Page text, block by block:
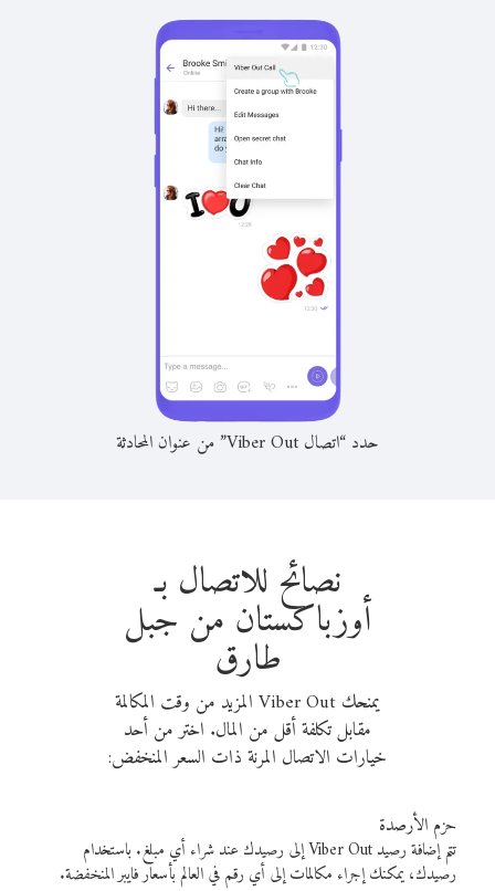
حدد “اتصال Viber Out” من عنوان المحادثة
نصائح للاتصال بـ
أوزباكستان من جبل
طارق
يمنحك Viber Out المزيد من وقت المكالمة
مقابل تكلفة أقل من المال. اختر من أحد
خيارات الاتصال المرنة ذات السعر المنخفض:
حزم الأرصدة
تتم إضافة رصيد Viber Out إلى رصيدك عند شراء أي مبلغ. باستخدام
رصيدك، يمكنك إجراء مكالمات إلى أي رقم في العالم بأسعار فايبر المنخفضة.